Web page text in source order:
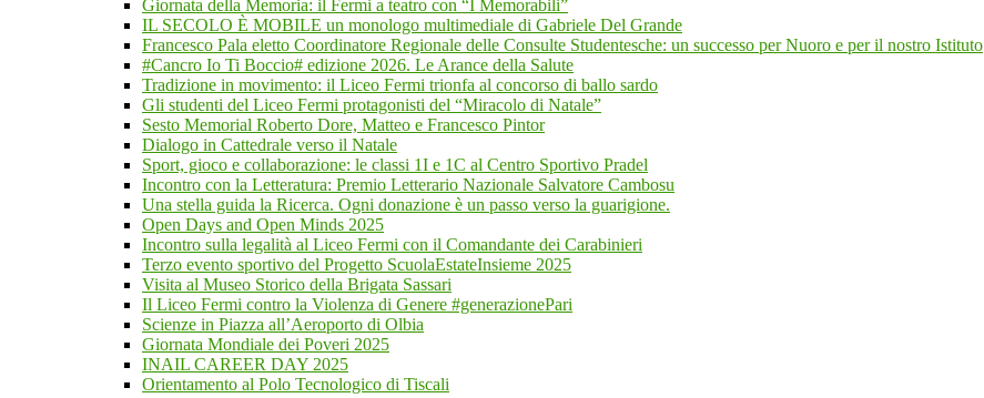
Giornata della Memoria: il Fermi a teatro con “I Memorabili”
IL SECOLO È MOBILE un monologo multimediale di Gabriele Del Grande
Francesco Pala eletto Coordinatore Regionale delle Consulte Studentesche: un successo per Nuoro e per il nostro Istituto
#Cancro Io Ti Boccio# edizione 2026. Le Arance della Salute
Tradizione in movimento: il Liceo Fermi trionfa al concorso di ballo sardo
Gli studenti del Liceo Fermi protagonisti del “Miracolo di Natale”
Sesto Memorial Roberto Dore, Matteo e Francesco Pintor
Dialogo in Cattedrale verso il Natale
Sport, gioco e collaborazione: le classi 1I e 1C al Centro Sportivo Pradel
Incontro con la Letteratura: Premio Letterario Nazionale Salvatore Cambosu
Una stella guida la Ricerca. Ogni donazione è un passo verso la guarigione.
Open Days and Open Minds 2025
Incontro sulla legalità al Liceo Fermi con il Comandante dei Carabinieri
Terzo evento sportivo del Progetto ScuolaEstateInsieme 2025
Visita al Museo Storico della Brigata Sassari
Il Liceo Fermi contro la Violenza di Genere #generazionePari
Scienze in Piazza all’Aeroporto di Olbia
Giornata Mondiale dei Poveri 2025
INAIL CAREER DAY 2025
Orientamento al Polo Tecnologico di Tiscali